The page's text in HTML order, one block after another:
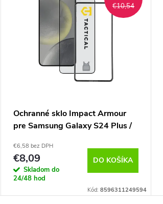
€10,54
Ochranné sklo Impact Armour
pre Samsung Galaxy S24 Plus /
€6,58 bez DPH
€8,09
Skladom do
24/48 hod
DO KOŠÍKA
Kód: 8596311249594